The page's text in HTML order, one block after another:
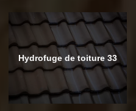
Hydrofuge de toiture 33